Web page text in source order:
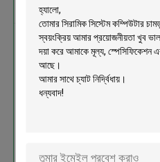
সিরামিক
প্লাস